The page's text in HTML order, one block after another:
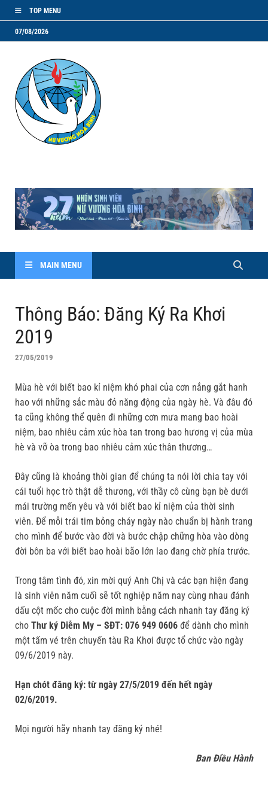
TOP MENU
07/08/2026
MAIN MENU
Thông Báo: Đăng Ký Ra Khơi
2019
27/05/2019
Mùa hè với biết bao kỉ niệm khó phai của cơn nắng gắt hanh
hao với những sắc màu đỏ năng động của ngày hè. Và đâu đó
ta cũng không thể quên đi những cơn mưa mang bao hoài
niệm, bao nhiêu cảm xúc hòa tan trong bao hương vị của mùa
hè và vỡ òa trong bao nhiêu cảm xúc thân thương…
Đây cũng là khoảng thời gian để chúng ta nói lời chia tay với
cái tuổi học trò thật dễ thương, với thầy cô cùng bạn bè dưới
mái trường mến yêu và với biết bao kỉ niệm của thời sinh
viên. Để mỗi trái tim bỏng cháy ngày nào chuẩn bị hành trang
cho mình để bước vào đời và bước chập chững hòa vào dòng
đời bôn ba với biết bao hoài bão lớn lao đang chờ phía trước.
Trong tâm tình đó, xin mời quý Anh Chị và các bạn hiện đang
là sinh viên năm cuối sẽ tốt nghiệp năm nay cùng nhau đánh
dấu cột mốc cho cuộc đời mình bằng cách nhanh tay đăng ký
cho Thư ký Diễm My – SĐT: 076 949 0606 để dành cho mình
một tấm vé trên chuyến tàu Ra Khơi được tổ chức vào ngày
09/6/2019 này.
Hạn chót đăng ký: từ ngày 27/5/2019 đến hết ngày
02/6/2019.
Mọi người hãy nhanh tay đăng ký nhé!
Ban Điều Hành